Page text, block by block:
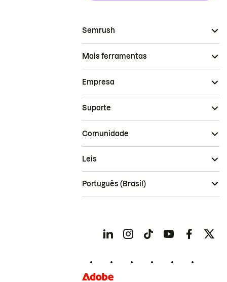
Semrush
Mais ferramentas
Empresa
Suporte
Comunidade
Leis
Português (Brasil)